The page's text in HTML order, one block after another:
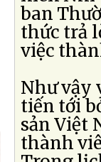
ban
thức trả
việc
Như vậy
tiến tới
sản Việt
thành